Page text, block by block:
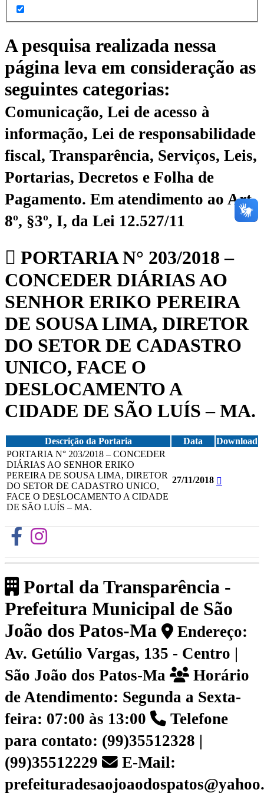
A pesquisa realizada nessa
página leva em consideração as
seguintes categorias:
Comunicação, Lei de acesso à
informação, Lei de responsabilidade
fiscal, Transparência, Serviços, Leis,
Portarias, Decretos e Folha de
Pagamento. Em atendimento ao Art.
8º, §3º, I, da Lei 12.527/11
PORTARIA N° 203/2018 –
CONCEDER DIÁRIAS AO
SENHOR ERIKO PEREIRA
DE SOUSA LIMA, DIRETOR
DO SETOR DE CADASTRO
UNICO, FACE O
DESLOCAMENTO A
CIDADE DE SÃO LUÍS – MA.
Descrição da Portaria Data
Download
PORTARIA N° 203/2018 – CONCEDER
DIÁRIAS AO SENHOR ERIKO
PEREIRA DE SOUSA LIMA, DIRETOR
DO SETOR DE CADASTRO UNICO,
FACE O DESLOCAMENTO A CIDADE
DE SÃO LUÍS – MA.
27/11/2018
Portal da Transparência -
Prefeitura Municipal de São
João dos Patos-Ma
Endereço:
Av. Getúlio Vargas, 135 - Centro |
São João dos Patos-Ma
Horário
de Atendimento: Segunda a Sexta-
feira: 07:00 às 13:00
Telefone
para contato: (99)35512328 |
(99)35512229
E-Mail: